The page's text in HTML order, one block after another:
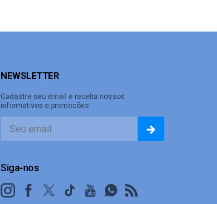
NEWSLETTER
Cadastre seu email e receba nossos
informativos e promocões .
Siga-nos